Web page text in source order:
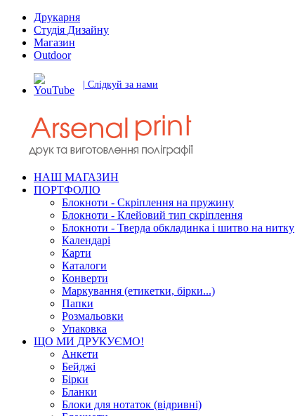
Друкарня
Студія Дизайну
Магазин
Outdoor
| Слідкуй за нами
НАШ МАГАЗИН
ПОРТФОЛІО
Блокноти - Скріплення на пружину
Блокноти - Клейовий тип скріплення
Блокноти - Тверда обкладинка і шитво на нитку
Календарі
Карти
Каталоги
Конверти
Маркування (етикетки, бірки...)
Папки
Розмальовки
Упаковка
ЩО МИ ДРУКУЄМО!
Анкети
Бейджі
Бірки
Бланки
Блоки для нотаток (відривні)